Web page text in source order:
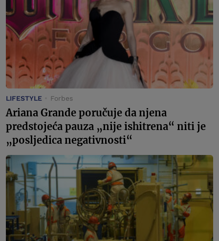
LIFESTYLE Forbes
Ariana Grande poručuje da njena
predstojeća pauza „nije ishitrena“ niti je
„posljedica negativnosti“